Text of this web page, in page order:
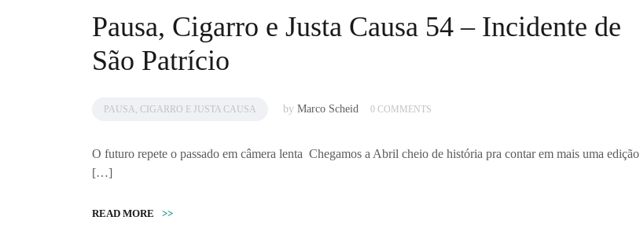
Pausa, Cigarro e Justa Causa 54 – Incidente de
São Patrício
PAUSA, CIGARRO E JUSTA CAUSA by Marco Scheid 0 COMMENTS
O futuro repete o passado em câmera lenta Chegamos a Abril cheio de história pra contar em mais uma edição
[…]
READ MORE >>